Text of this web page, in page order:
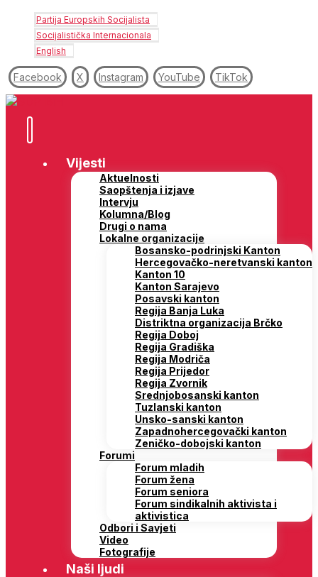
Partija Europskih Socijalista
Socijalistička Internacionala
English
Facebook X Instagram YouTube TikTok
Vijesti
Aktuelnosti
Saopštenja i izjave
Intervju
Kolumna/Blog
Drugi o nama
Lokalne organizacije
Bosansko-podrinjski Kanton
Hercegovačko-neretvanski kanton
Kanton 10
Kanton Sarajevo
Posavski kanton
Regija Banja Luka
Distriktna organizacija Brčko
Regija Doboj
Regija Gradiška
Regija Modriča
Regija Prijedor
Regija Zvornik
Srednjobosanski kanton
Tuzlanski kanton
Unsko-sanski kanton
Zapadnohercegovački kanton
Zeničko-dobojski kanton
Forumi
Forum mladih
Forum žena
Forum seniora
Forum sindikalnih aktivista i
aktivistica
Odbori i Savjeti
Video
Fotografije
Naši ljudi